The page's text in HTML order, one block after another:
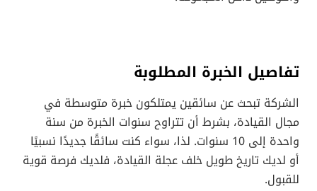
تفاصيل الخبرة المطلوبة
الشركة تبحث عن سائقين يمتلكون خبرة متوسطة في
مجال القيادة، بشرط أن تتراوح سنوات الخبرة من سنة
واحدة إلى 10 سنوات. لذا، سواء كنت سائقًا جديدًا نسبيًا
أو لديك تاريخ طويل خلف عجلة القيادة، فلديك فرصة قوية
للقبول.